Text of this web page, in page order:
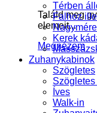
Találd meg
elemeit...
Megnézem
Térben
Falhoz
Kerek
Zuhanykabinok
Szögletes
Íves
Walk-in